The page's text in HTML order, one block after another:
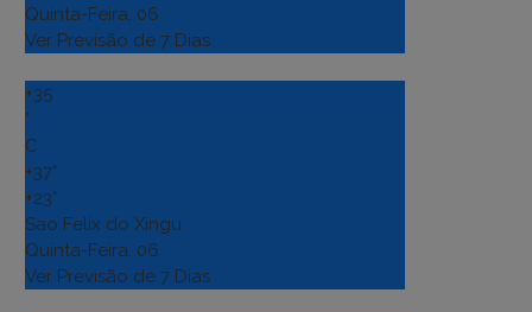
Quinta-Feira, 06
Ver Previsão de 7 Dias
+35
°
C
+37°
+23°
Sao Felix do Xingu
Quinta-Feira, 06
Ver Previsão de 7 Dias